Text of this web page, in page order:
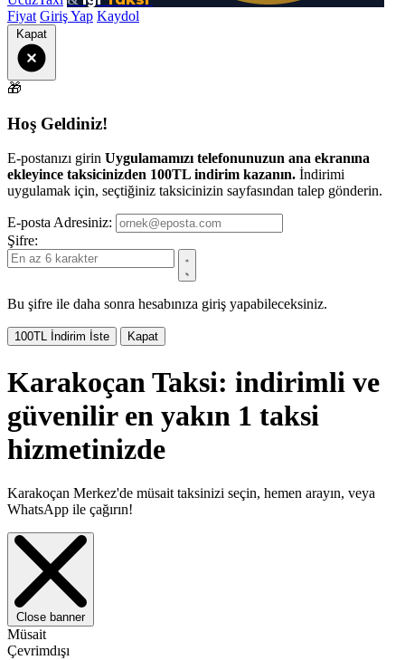
Fiyat Giriş Yap Kaydol
Kapat
🎁
Hoş Geldiniz!
E-postanızı girin Uygulamamızı telefonunuzun ana ekranına
ekleyince taksicinizden 100TL indirim kazanın. İndirimi
uygulamak için, seçtiğiniz taksicinizin sayfasından talep gönderin.
E-posta Adresiniz:
Şifre:
Bu şifre ile daha sonra hesabınıza giriş yapabileceksiniz.
100TL İndirim İste Kapat
Karakoçan Taksi: indirimli ve
güvenilir en yakın 1 taksi
hizmetinizde
Karakoçan Merkez'de müsait taksinizi seçin, hemen arayın, veya
WhatsApp ile çağırın!
Close banner
Müsait
Çevrimdışı